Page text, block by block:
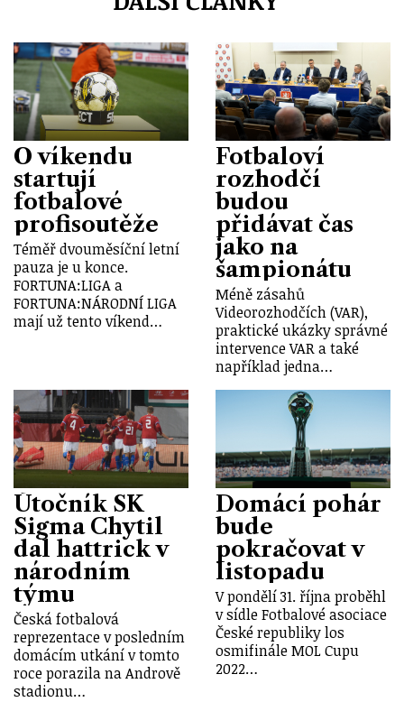
O víkendu
startují
fotbalové
profisoutěže
Téměř dvouměsíční letní
pauza je u konce.
FORTUNA:LIGA a
FORTUNA:NÁRODNÍ LIGA
mají už tento víkend…
Fotbaloví
rozhodčí
budou
přidávat čas
jako na
šampionátu
Méně zásahů
Videorozhodčích (VAR),
praktické ukázky správné
intervence VAR a také
například jedna…
Útočník SK
Sigma Chytil
dal hattrick v
národním
týmu
Česká fotbalová
reprezentace v posledním
domácím utkání v tomto
roce porazila na Andrově
stadionu…
Domácí pohár
bude
pokračovat v
listopadu
V pondělí 31. října proběhl
v sídle Fotbalové asociace
České republiky los
osmifinále MOL Cupu
2022…